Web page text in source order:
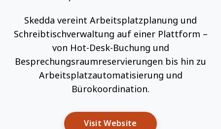
Skedda vereint Arbeitsplatzplanung und
Schreibtischverwaltung auf einer Plattform –
von Hot-Desk-Buchung und
Besprechungsraumreservierungen bis hin zu
Arbeitsplatzautomatisierung und
Bürokoordination.
Visit Website Opens New Window